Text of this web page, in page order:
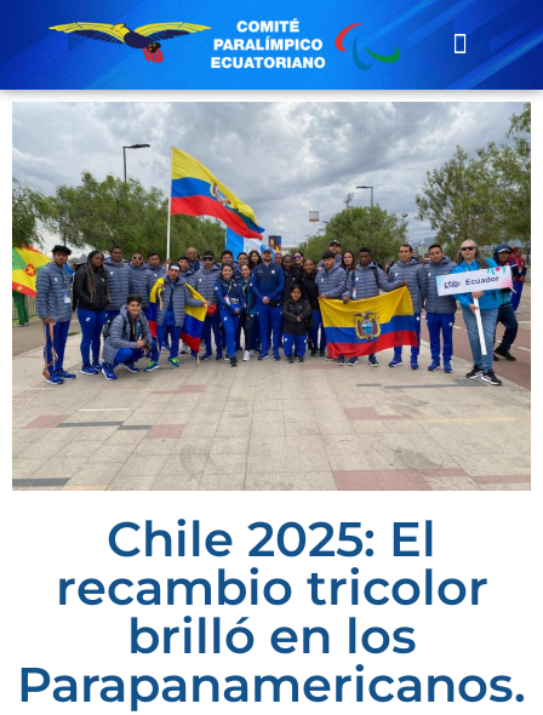
Chile 2025: El
recambio tricolor
brilló en los
Parapanamericanos.